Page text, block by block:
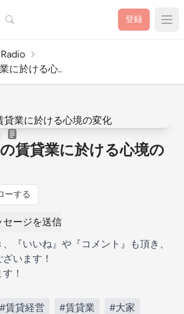
検索 登録
に於ける心..
賃貸業に於ける心境の
ーする
セージを送信
『いいね』や『コメント』も頂き、
います！
！
#賃貸経営 #賃貸業 #大家